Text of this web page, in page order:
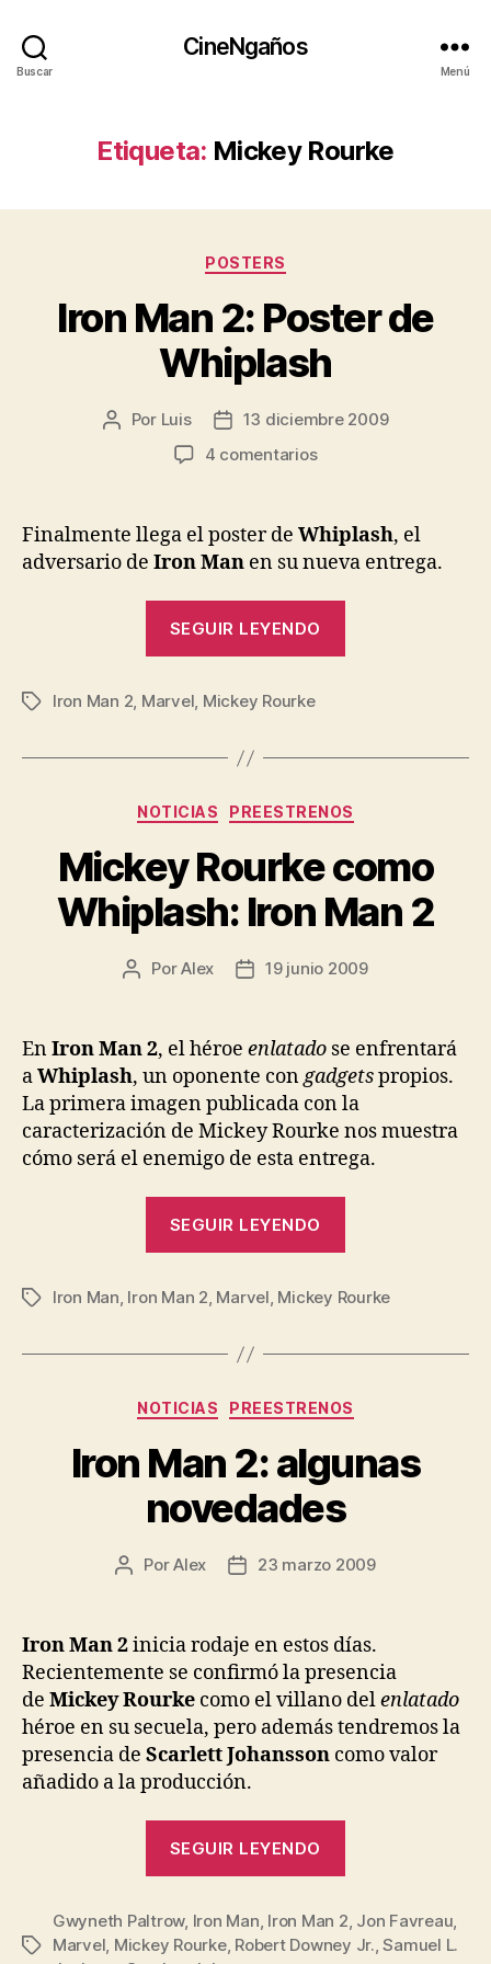
Buscar
CineNgaños
Menú
Etiqueta: Mickey Rourke
Categorías
POSTERS
Iron Man 2: Poster de
Whiplash
Autor
Por Luis
Fecha13 diciembre 2009
4 comentariosen
2:
Poster
de
Whiplash
Finalmente llega el poster de Whiplash, el
adversario de Iron Man en su nueva entrega.
SEGUIR LEYENDO
Whiplash»
Etiquetas
Iron Man 2, Marvel, Mickey Rourke
Categorías
NOTICIAS PREESTRENOS
Mickey Rourke como
Whiplash: Iron Man 2
Autor
entrada
PorAlex
Fecha
entrada
19 junio 2009
EnIron Man 2, el héroe enlatado se enfrentará
aWhiplash, un oponente congadgetspropios.
La primera imagen publicada con la
caracterización de Mickey Rourke nos muestra
cómo será el enemigo de esta entrega.
SEGUIR LEYENDO
Whiplash:
Man
Etiquetas
Iron Man, Iron Man 2, Marvel, Mickey Rourke
Categorías
NOTICIAS PREESTRENOS
Iron Man 2: algunas
novedades
Autor
entrada
PorAlex
Fecha
entrada
23 marzo 2009
Iron Man 2inicia rodaje en estos días.
Recientemente se confirmó la presencia
de Mickey Rourke como el villano delenlatado
héroe en su secuela, pero además tendremos la
presencia de Scarlett Johansson como valor
añadido a la producción.
SEGUIR LEYENDO
algunas
novedades»
Etiquetas
Gwyneth Paltrow, Iron Man, Iron Man 2, Jon Favreau,
Marvel, Mickey Rourke, Robert Downey Jr.,Samuel L.